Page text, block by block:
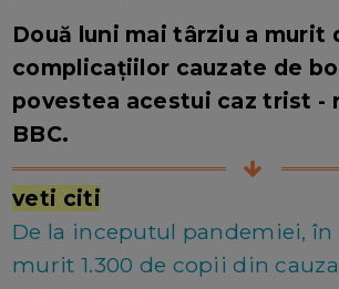
Două luni mai târziu a murit
complicațiilor cauzate de
povestea acestui caz trist -
BBC.
veti citi
De la inceputul pandemiei, în
murit 1.300 de copii din cauza